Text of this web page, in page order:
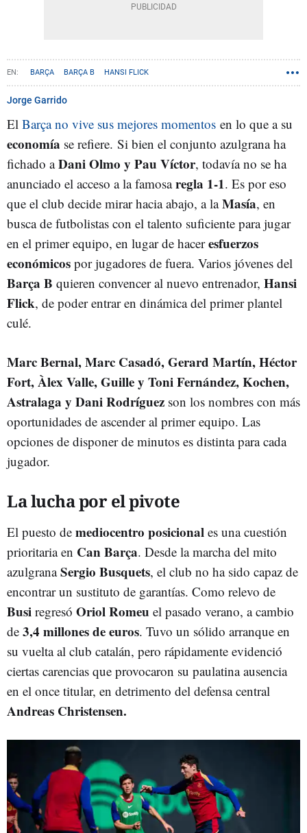
BARÇA BARÇA B HANSI FLICK
Jorge Garrido
El Barça no vive sus mejores momentos en lo que a su
economía se refiere. Si bien el conjunto azulgrana ha
fichado aDani Olmo y Pau Víctor, todavía no se ha
anunciado el acceso a la famosaregla 1-1. Es por eso
que el club decide mirar hacia abajo, a laMasía, en
busca de futbolistas con el talento suficiente para jugar
en el primer equipo, en lugar de haceresfuerzos
económicos por jugadores de fuera. Varios jóvenes del
Barça B quieren convencer al nuevo entrenador, Hansi
Flick, de poder entrar en dinámica del primer plantel
culé.
Marc Bernal, Marc Casadó, Gerard Martín, Héctor
Fort, Àlex Valle, Guille y Toni Fernández, Kochen,
Astralaga y Dani Rodríguez son los nombres con más
oportunidades de ascender al primer equipo. Las
opciones de disponer de minutos es distinta para cada
jugador.
La lucha por el pivote
El puesto de mediocentro posicional es una cuestión
prioritaria en Can Barça. Desde la marcha del mito
azulgranaSergio Busquets, el club no ha sido capaz de
encontrar un sustituto de garantías. Como relevo de
Busi regresó Oriol Romeu el pasado verano, a cambio
de 3,4 millones de euros. Tuvo un sólido arranque en
su vuelta al club catalán, pero rápidamente evidenció
ciertas carencias que provocaron su paulatina ausencia
en el once titular, en detrimento del defensa central
Andreas Christensen.